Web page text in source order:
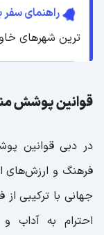
راهنمای سفر
ترین شهرهای
قوانین پوشش
در دبی قوانین
فرهنگ و ارزش‌های
جهانی با ترکیبی
احترام به